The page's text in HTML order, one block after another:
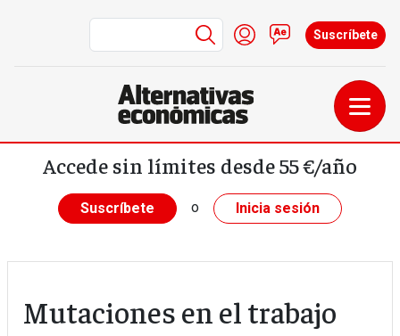
Pasar al contenido principal
Menú de cuenta de
Iniciar sesión
Contacto
Suscríbete
Accede sin límites desde 55 €/año
Suscríbete o Inicia sesión
Mutaciones en el trabajo